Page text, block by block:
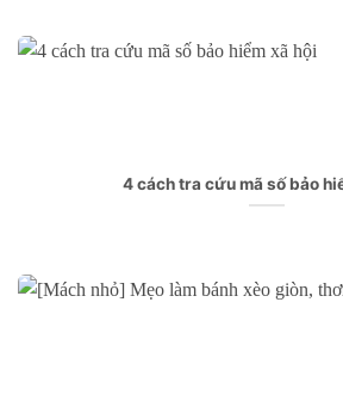
4 cách tra cứu mã số bảo